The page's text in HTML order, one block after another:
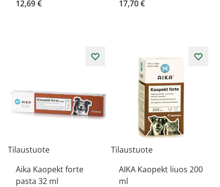
12,69 €
17,70 €
Tilaustuote
Aika Kaopekt forte
pasta 32 ml
Tilaustuote
AIKA Kaopekt liuos 200
ml